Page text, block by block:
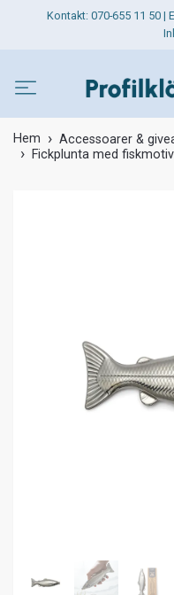
Kontakt: 070-655 11 50 |
Hem
Accessoarer &
Fickplunta med